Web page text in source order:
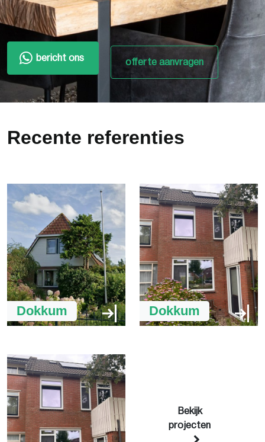
bericht ons offerte aanvragen
Recente referenties
Dokkum Dokkum
Bekijk
projecten